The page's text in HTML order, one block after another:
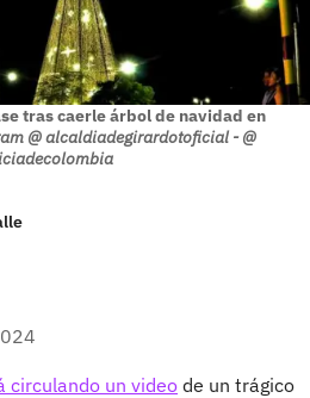
tras caerle árbol de navidad en
@ alcaldiadegirardotoficial - @
circulando un video de un trágico